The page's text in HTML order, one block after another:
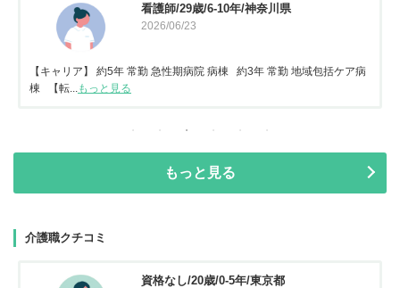
看護師/29歳/6-10年/神奈川県
2026/06/23
【キャリア】 約5年 常勤 急性期病院 病棟 約3年 常勤 地域包括ケア病
棟 【転...もっと見る
もっと見る
介護職クチコミ
資格なし/20歳/0-5年/東京都